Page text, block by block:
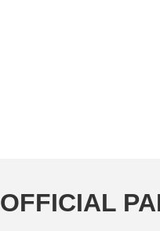
OFFICIAL